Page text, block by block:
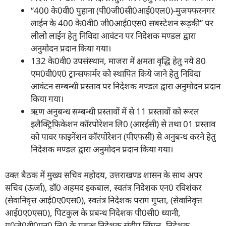
‘‘400 के0वी0 पुहाना (पी0जी0सी0आई0एल0)-मुजफ्फरनगर
लाईन के 400 के0वी0 जी0आई0एस0 सबस्टेशन रूड़की’’ पर
लीलो लाईन हेतु निविदा आवंटन पर निदेशक मण्डल द्वारा
अनुमोदन प्रदान किया गया।
132 के0वी0 उपसंस्थान, माजरा में क्षमता वृद्धि हेतु नये 80
एम0वी0ए0 ट्रान्सफार्मर को स्थापित किये जाने हेतु निविदा
आवंटन सम्बन्धी प्रस्ताव पर निदेशक मण्डल द्वारा अनुमोदन प्रदान
किया गया।
ऋण अनुबन्ध सम्बन्धी प्रस्तावों में से 11 प्रस्तावों को रूरल
इलैक्ट्रिफिकेशन कॉरपोरेशन लि0 (आरईसी) से तथा 01 प्रस्ताव
को पावर फाइनेंशन कॉरपोरेशन (पीएफसी) से अनुबन्ध करने हेतु
निदेशक मण्डल द्वारा अनुमोदन प्रदान किया गया।
उक्त बैठक में मुख्य सचिव महोदय, उत्तराखण्ड शासन के साथ अपर
सचिव (ऊर्जा), डॉ0 अहमद इकबाल, स्वतंत्र निदेशक एन0 रविशंकर
(सेवानिवृत्त आई0ए0एस0), स्वतंत्र निदेशक पराग गुप्ता, (सेवानिवृत्त
आई0ए0एस0), पिटकुल के प्रबन्ध निदेशक पी0सी0 ध्यानी,